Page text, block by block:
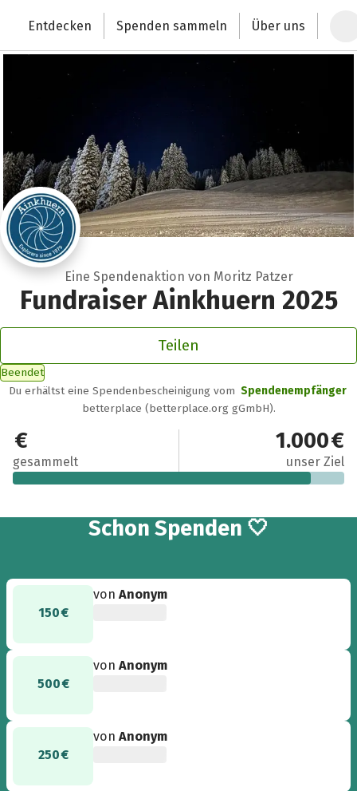
Deutschlands größte Spendenplattform
Entdecken Spenden sammeln Über uns
Eine Spendenaktion von Moritz Patzer
Fundraiser Ainkhuern 2025
Teilen
Beendet
Du erhältst eine Spendenbescheinigung vom Spendenempfänger
betterplace (betterplace.org gGmbH).
900 €
gesammelt
1.000 €
unser Ziel
Schon 3
Spenden 🤍
150 €
vonAnonym
500 €
vonAnonym
250 €
vonAnonym